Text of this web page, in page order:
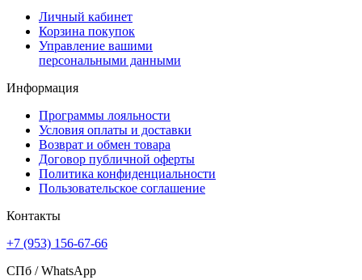
Личный кабинет
Корзина покупок
Управление вашими
персональными данными
Информация
Программы лояльности
Условия оплаты и доставки
Возврат и обмен товара
Договор публичной оферты
Политика конфиденциальности
Пользовательское соглашение
Контакты
+7 (953) 156-67-66
СПб /WhatsApp